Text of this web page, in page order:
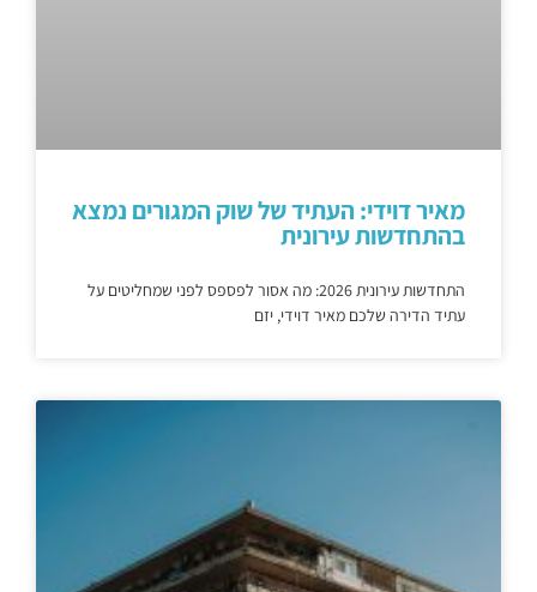
מאיר דוידי: העתיד של שוק המגורים נמצא
בהתחדשות עירונית
התחדשות עירונית 2026: מה אסור לפספס לפני שמחליטים על
עתיד הדירה שלכם מאיר דוידי, יזם